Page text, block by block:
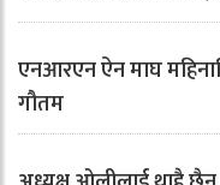
एनआरएन ऐन माघ
गौतम